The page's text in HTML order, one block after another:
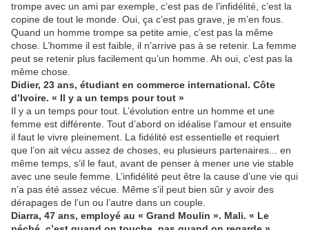
trompe avec un ami par exemple, c’est pas de l’infidélité, c’est la
copine de tout le monde. Oui, ça c’est pas grave, je m’en fous.
Quand un homme trompe sa petite amie, c’est pas la même
chose. L’homme il est faible, il n’arrive pas à se retenir. La femme
peut se retenir plus facilement qu’un homme. Ah oui, c’est pas la
même chose.
Didier, 23 ans, étudiant en commerce international. Côte
d’Ivoire. « Il y a un temps pour tout »
Il y a un temps pour tout. L’évolution entre un homme et une
femme est différente. Tout d’abord on idéalise l’amour et ensuite
il faut le vivre pleinement. La fidélité est essentielle et requiert
que l’on ait vécu assez de choses, eu plusieurs partenaires... en
même temps, s’il le faut, avant de penser à mener une vie stable
avec une seule femme. L’infidélité peut être la cause d’une vie qui
n’a pas été assez vécue. Même s’il peut bien sûr y avoir des
dérapages de l’un ou l’autre dans un couple.
Diarra, 47 ans, employé au « Grand Moulin ». Mali. « Le